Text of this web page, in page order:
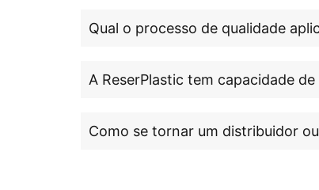
Qual o processo de qualidade
A ReserPlastic tem capacidade
Como se tornar um distribuidor